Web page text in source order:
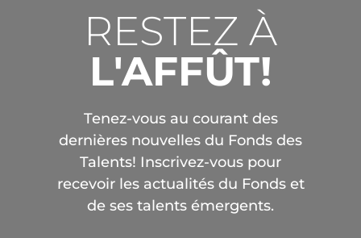
RESTEZ À
L'AFFÛT!
Tenez-vous au courant des
dernières nouvelles du Fonds des
Talents! Inscrivez-vous pour
recevoir les actualités du Fonds et
de ses talents émergents.